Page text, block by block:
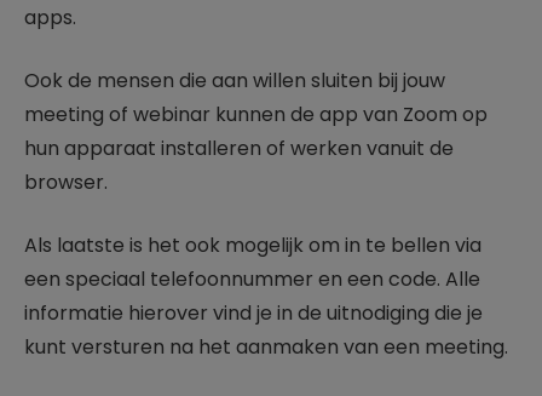
apps.
Ook de mensen die aan willen sluiten bij jouw
meeting of webinar kunnen de app van Zoom op
hun apparaat installeren of werken vanuit de
browser.
Als laatste is het ook mogelijk om in te bellen via
een speciaal telefoonnummer en een code. Alle
informatie hierover vind je in de uitnodiging die je
kunt versturen na het aanmaken van een meeting.